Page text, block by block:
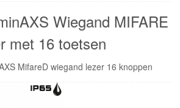
Wiegand MIFARE
met 16 toetsen
MifareD wiegand lezer 16 knoppen